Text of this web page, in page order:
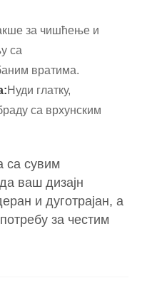
за чишћење и
са
вратима.
Нуди глатку,
са врхунским
са сувим
ваш дизајн
и дуготрајан, а
за честим